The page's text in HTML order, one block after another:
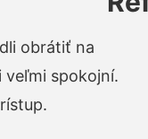
obrátiť na
veľmi spokojní.